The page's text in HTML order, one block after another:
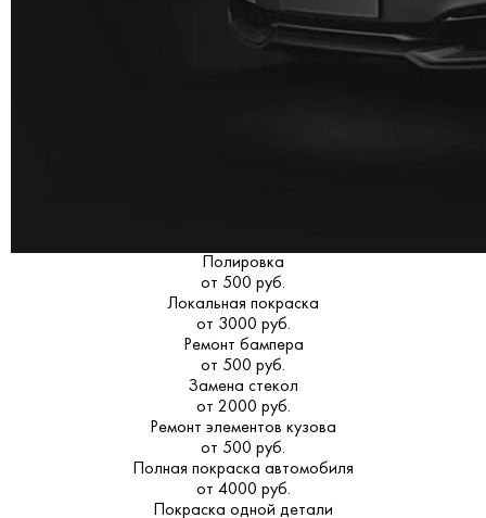
Полировка
от 500 руб.
Локальная покраска
от 3000 руб.
Ремонт бампера
от 500 руб.
Замена стекол
от 2000 руб.
Ремонт элементов кузова
от 500 руб.
Полная покраска автомобиля
от 4000 руб.
Покраска одной детали